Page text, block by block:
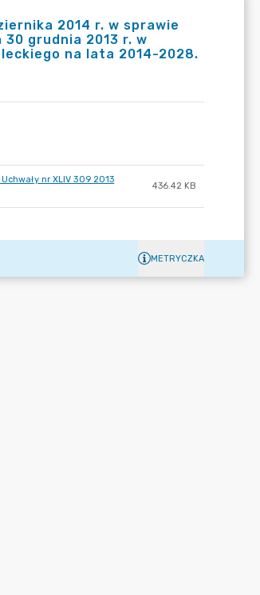
2014 r. w sprawie
30 grudnia 2013 r. w
na lata 2014-2028.
nr XLIV 309 2013
436.42 KB
METRYCZKA